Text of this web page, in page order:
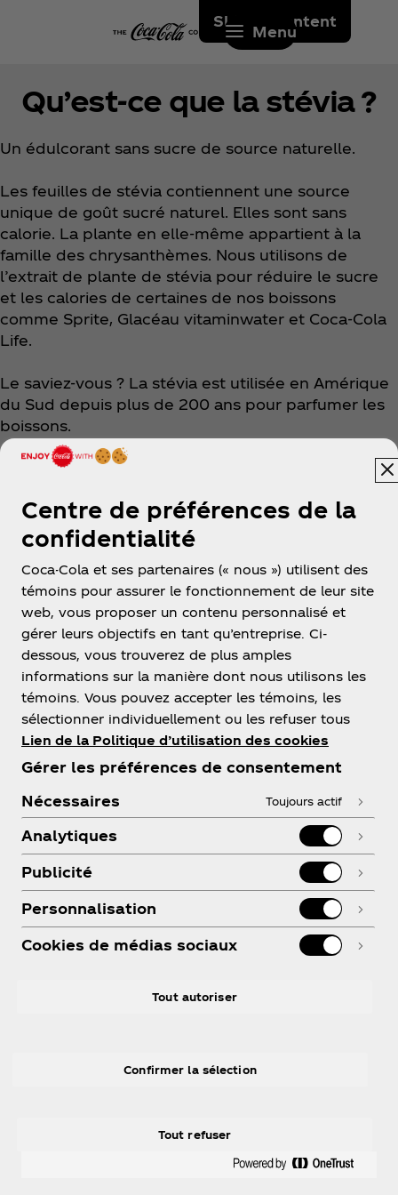
Skip to content
Menu
Qu’est-ce que la stévia ?
Un édulcorant sans sucre de source naturelle.
Les feuilles de stévia contiennent une source
unique de goût sucré naturel. Elles sont sans
calorie. La plante en elle-même appartient à la
famille des chrysanthèmes. Nous utilisons de
l’extrait de plante de stévia pour réduire le sucre
et les calories de certaines de nos boissons
comme Sprite, Glacéau vitaminwater et Coca‑Cola
Life.
Le saviez-vous ? La stévia est utilisée en Amérique
du Sud depuis plus de 200 ans pour parfumer les
boissons.
Algérie
À PROPOS DE NOUS
Conditions d'utilisation
Avis de confidentialité des consommateurs
Paramètres des cookies
Centre de préférences de la
confidentialité
Coca-Cola et ses partenaires (« nous ») utilisent des
témoins pour assurer le fonctionnement de leur site
web, vous proposer un contenu personnalisé et
gérer leurs objectifs en tant qu’entreprise. Ci-
dessous, vous trouverez de plus amples
informations sur la manière dont nous utilisons les
témoins. Vous pouvez accepter les témoins, les
sélectionner individuellement ou les refuser tous
Lien de la Politique d’utilisation des cookies
Gérer les préférences de consentement
Nécessaires
Toujours actif
Analytiques
Publicité
Personnalisation
Cookies de médias sociaux
Tout autoriser
Tout refuser
Confirmer la sélection